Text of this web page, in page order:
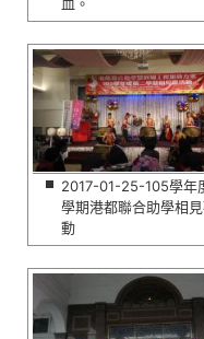
血。
2017-01-25-105學年
學期港都聯合助學相
動